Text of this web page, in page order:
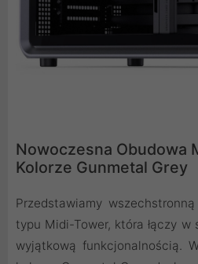
Nowoczesna Obudowa
Kolorze Gunmetal Grey
Przedstawiamy
typu Midi-Tower, która łączy
wyjątkową funkcjonalnością.